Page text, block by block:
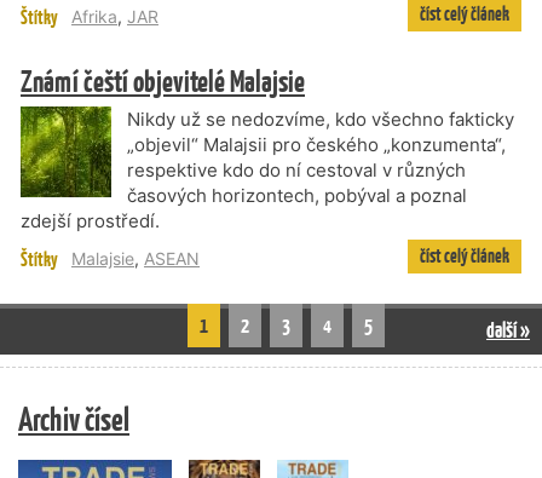
Štítky Afrika, JAR číst celý článek
Známí čeští objevitelé Malajsie
Nikdy už se nedozvíme, kdo všechno fakticky
„objevil“ Malajsii pro českého „konzumenta“,
respektive kdo do ní cestoval v různých
časových horizontech, pobýval a poznal
zdejší prostředí.
Štítky Malajsie, ASEAN číst celý článek
1 2 3 4 5 další »
Archiv čísel